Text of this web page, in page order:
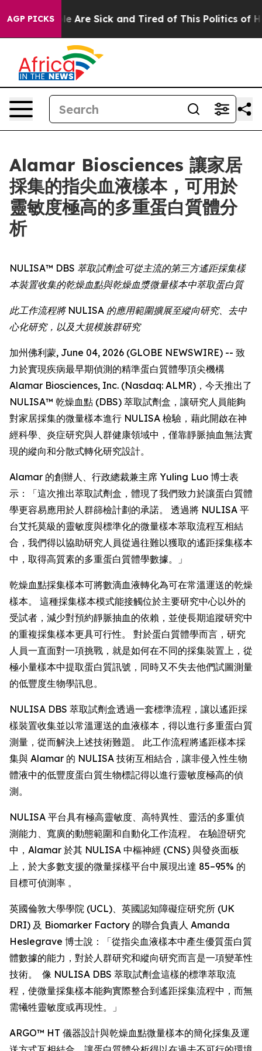
AGP PICKS
“People Are Sick and Tired of This Politics of
Alamar Biosciences 讓家居
採集的指尖血液樣本，可用於
靈敏度極高的多重蛋白質體分
析
NULISA™ DBS 萃取試劑盒可從主流的第三方遙距採集樣
本裝置收集的乾燥血點與乾燥血漿微量樣本中萃取蛋白質
此工作流程將 NULISA 的應用範圍擴展至縱向研究、去中
心化研究，以及大規模族群研究
加州佛利蒙, June 04, 2026 (GLOBE NEWSWIRE) -- 致
力於實現疾病最早期偵測的精準蛋白質體學頂尖機構
Alamar Biosciences, Inc. (Nasdaq: ALMR)，今天推出了
NULISA™ 乾燥血點 (DBS) 萃取試劑盒，讓研究人員能夠
對家居採集的微量樣本進行 NULISA 檢驗，藉此開啟在神
經科學、炎症研究與人群健康領域中，僅靠靜脈抽血無法實
現的縱向和分散式轉化研究設計。
Alamar 的創辦人、行政總裁兼主席 Yuling Luo 博士表
示：「這次推出萃取試劑盒，體現了我們致力於讓蛋白質體
學更容易應用於人群篩檢計劃的承諾。 透過將 NULISA 平
台艾托莫級的靈敏度與標準化的微量樣本萃取流程互相結
合，我們得以協助研究人員從過往難以獲取的遙距採集樣本
中，取得高質素的多重蛋白質體學數據。」
乾燥血點採集樣本可將數滴血液轉化為可在常溫運送的乾燥
樣本。 這種採集樣本模式能接觸位於主要研究中心以外的
受試者，減少對預約靜脈抽血的依賴，並使長期追蹤研究中
的重複採集樣本更具可行性。 對於蛋白質體學而言，研究
人員一直面對一項挑戰，就是如何在不同的採集裝置上，從
極小量樣本中提取蛋白質訊號，同時又不失去他們試圖測量
的低豐度生物學訊息。
NULISA DBS 萃取試劑盒透過一套標準流程，讓以遙距採
樣裝置收集並以常溫運送的血液樣本，得以進行多重蛋白質
測量，從而解決上述技術難題。 此工作流程將遙距樣本採
集與 Alamar 的 NULISA 技術互相結合，讓非侵入性生物
體液中的低豐度蛋白質生物標記得以進行靈敏度極高的偵
測。
NULISA 平台具有極高靈敏度、高特異性、靈活的多重偵
測能力、寬廣的動態範圍和自動化工作流程。 在驗證研究
中，Alamar 於其 NULISA 中樞神經 (CNS) 與發炎面板
上，於大多數支援的微量採樣平台中展現出達 85–95% 的
目標可偵測率 。
英國倫敦大學學院 (UCL)、英國認知障礙症研究所 (UK
DRI) 及 Biomarker Factory 的聯合負責人 Amanda
Heslegrave 博士說：「從指尖血液樣本中產生優質蛋白質
體數據的能力，對於人群研究和縱向研究而言是一項變革性
技術。 像 NULISA DBS 萃取試劑盒這樣的標準萃取流
程，使微量採集樣本能夠實際整合到遙距採集流程中，而無
需犧牲靈敏度或再現性。」
ARGO™ HT 儀器設計與乾燥血點微量樣本的簡化採集及運